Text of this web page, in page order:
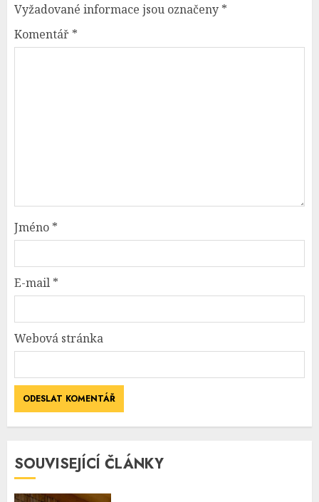
Vyžadované informace jsou označeny *
Komentář *
Jméno *
E-mail *
Webová stránka
SOUVISEJÍCÍ ČLÁNKY